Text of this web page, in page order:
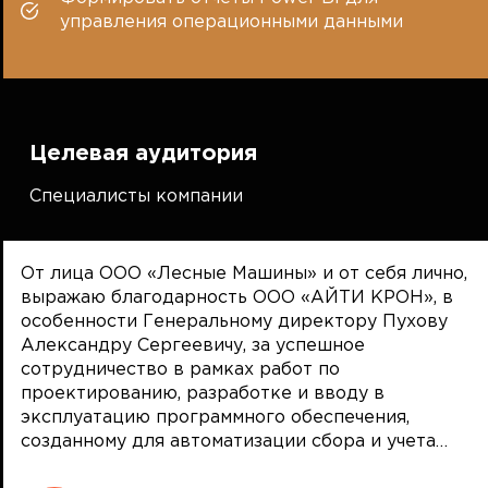
управления операционными данными
Целевая аудитория
Специалисты компании
От лица ООО «Лесные Машины» и от себя лично,
выражаю благодарность ООО «АЙТИ КРОН», в
особенности Генеральному директору Пухову
Александру Сергеевичу, за успешное
сотрудничество в рамках работ по
проектированию, разработке и вводу в
эксплуатацию программного обеспечения,
созданному для автоматизации сбора и учета